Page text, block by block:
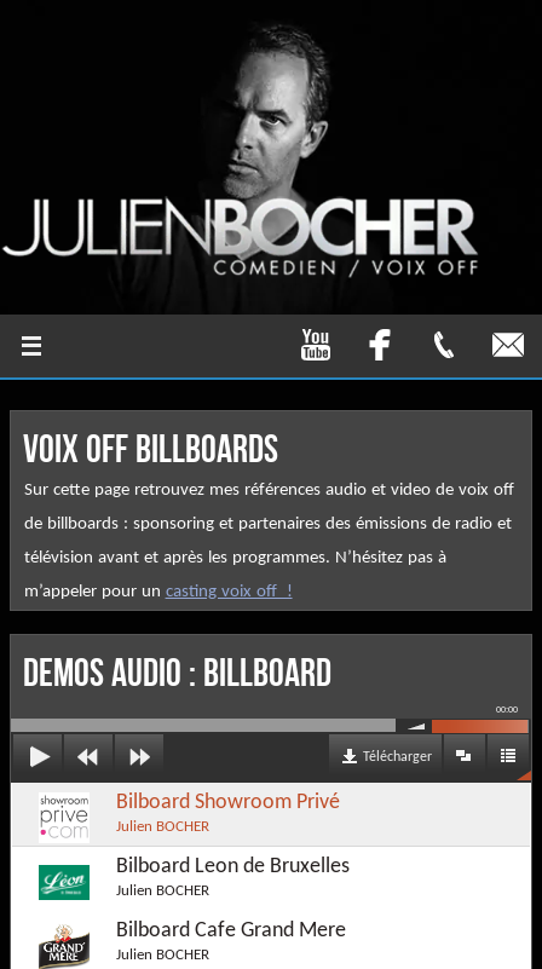
VOIX OFF BILLBOARDS
Sur cette page retrouvez mes références audio et video de voix off
de billboards : sponsoring et partenaires des émissions de radio et
télévision avant et après les programmes. N’hésitez pas à
m’appeler pour un casting voix off !
DEMOS AUDIO : Billboard
00:00
Télécharger
Bilboard Showroom Privé
Julien BOCHER
Bilboard Leon de Bruxelles
Julien BOCHER
Bilboard Cafe Grand Mere
Julien BOCHER